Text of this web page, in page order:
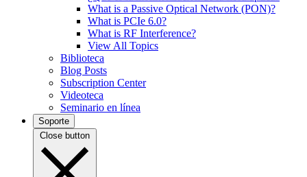
What is a Passive Optical Network (PON)?
What is PCIe 6.0?
What is RF Interference?
View All Topics
Biblioteca
Blog Posts
Subscription Center
Videoteca
Seminario en línea
Soporte
Close button